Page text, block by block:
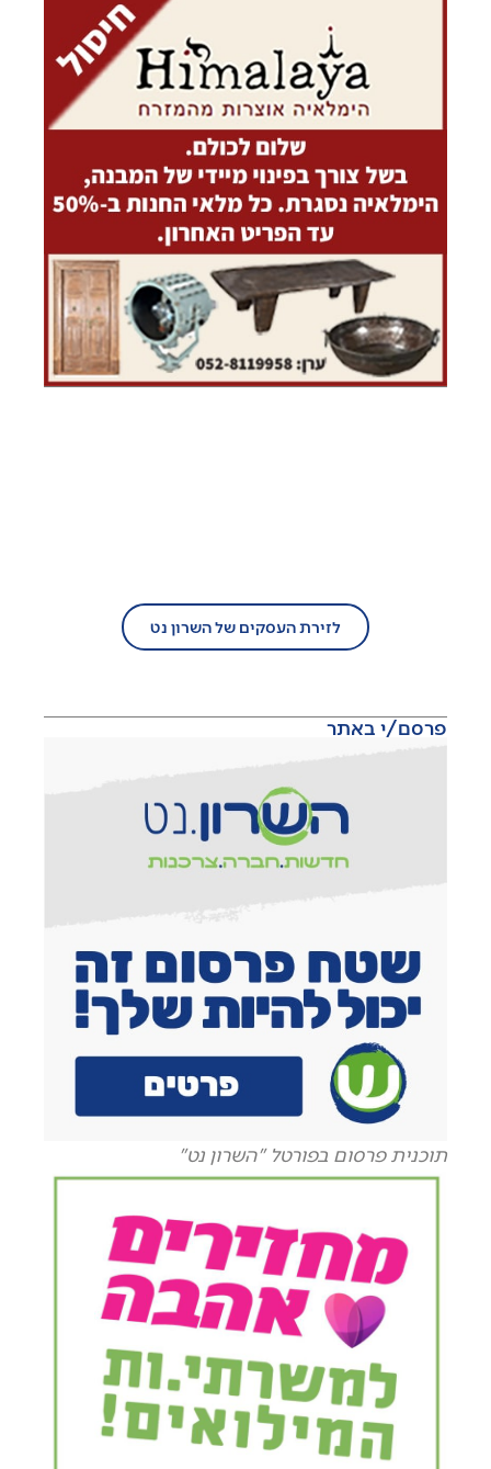
לזירת העסקים של השרון נט
פרסם/י באתר
תוכנית פרסום בפורטל "השרון נט"